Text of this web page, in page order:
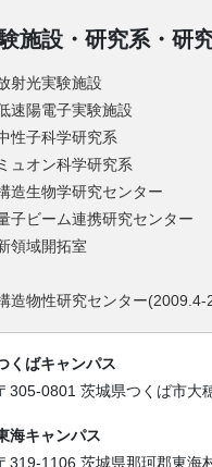
施設・研究系・研
射光実験施設
速陽電子実験施設
性子科学研究系
ミュオン科学研究系
造生物学研究センター
子ビーム連携研究センター
領域開拓室
造物性研究センター(2009.4-
くばキャンパス
305-0801 茨城県つくば市大
海キャンパス
319-1106 茨城県那珂郡東海